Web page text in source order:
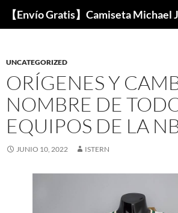
Buscar
UNCATEGORIZED
ORÍGENES Y
NOMBRE DE
EQUIPOS DE LA
JUNIO 10, 2022 ISTERN